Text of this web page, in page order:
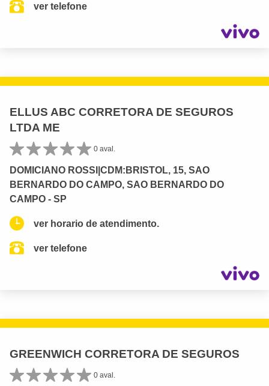
ver telefone
ELLUS ABC CORRETORA DE SEGUROS
LTDA ME
0 aval.
DOMICIANO ROSSI|CDM:BRISTOL, 15, SAO
BERNARDO DO CAMPO, SAO BERNARDO DO
CAMPO - SP
ver horario de atendimento.
ver telefone
GREENWICH CORRETORA DE SEGUROS
0 aval.